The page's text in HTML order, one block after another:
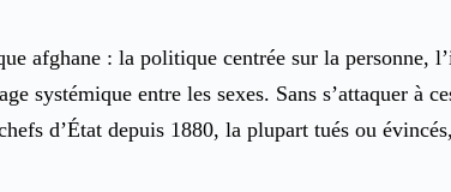
afghane : la politique centrée sur la personne,
systémique entre les sexes. Sans s’attaquer
d’État depuis 1880, la plupart tués ou